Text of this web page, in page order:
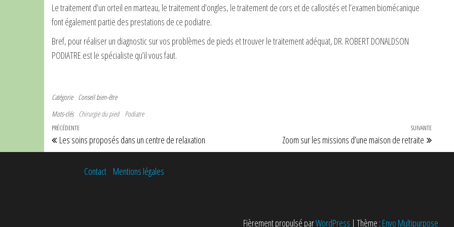
Le traitement d’un orteil en marteau, le traitement d’ongles, le traitement de cors et de callosités et l’examen biomécanique
font également partie des prestations de ce podiatre.
Bref, pour réaliser un diagnostic sur vos problèmes de pieds et trouver le traitement adéquat, DR. ROBERT DONALDSON
PODIATRE est le spécialiste qu’il vous faut.
Catégorie Conseil bien-être
Mots-clés Chirurgie du pied Podiatre
Navigation de l’article
Article précédent
PRÉCÉDENTE
Les soins proposés dans un centre de relaxation
Article
SUIVANTE
Zoom sur les missions d’une maison de retraite
Contact Mentions légales
Fièrement propulsé parWordPress | Thème : Envo Multipurpose